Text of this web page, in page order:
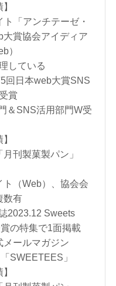
「アンチテーゼ・
賞協会アイディア
）
している
回日本web大賞SNS
賞
＆SNS活用部門W受
刊製菓製パン」
（Web）、協会会
数有
2023.12 Sweets
の特集で1面掲載
ールマガジン
SWEETEES」